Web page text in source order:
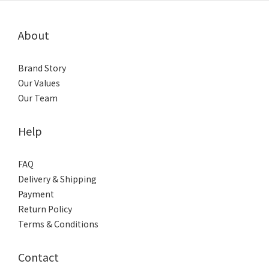
About
Brand Story
Our Values
Our Team
Help
FAQ
Delivery & Shipping
Payment
Return Policy
Terms & Conditions
Contact